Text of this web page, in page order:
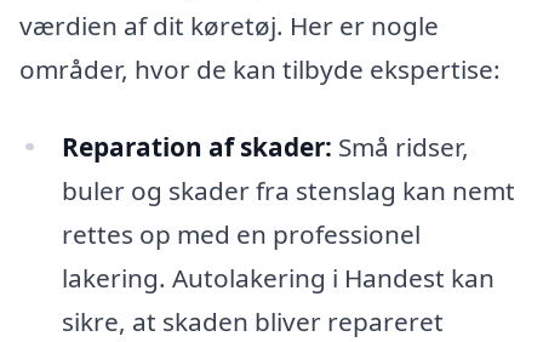
værdien af dit køretøj. Her er nogle
områder, hvor de kan tilbyde ekspertise:
Reparation af skader: Små ridser,
buler og skader fra stenslag kan nemt
rettes op med en professionel
lakering. Autolakering i Handest kan
sikre, at skaden bliver repareret